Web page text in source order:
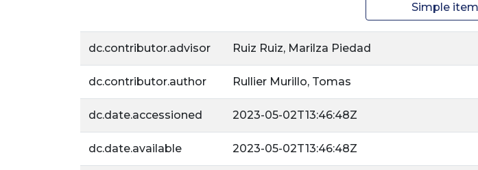
Simple
dc.contributor.advisor Ruiz Ruiz, Marilza Piedad
dc.contributor.author Rullier Murillo, Tomas
dc.date.accessioned 2023-05-02T13:46:48Z
dc.date.available 2023-05-02T13:46:48Z